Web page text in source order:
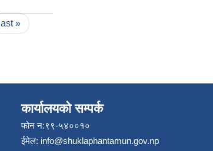
last »
कार्यालयको सम्पर्क
फोन न:९९-५४००१०
ईमेल: info@shuklaphantamun.gov.np